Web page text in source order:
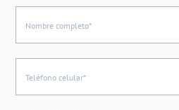
Nombre completo*
Teléfono celular*